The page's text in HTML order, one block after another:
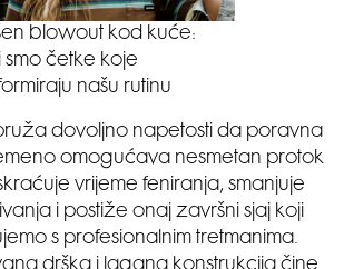
blowout kod kuće:
smo četke koje
našu rutinu
dovoljno napetosti da poravna
omogućava nesmetan protok
vrijeme feniranja, smanjuje
i postiže onaj završni sjaj koji
s profesionalnim tretmanima.
drška i lagana konstrukcija čine